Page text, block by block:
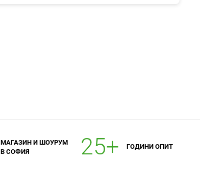
МАГАЗИН И ШОУРУМ
В СОФИЯ
ГОДИНИ ОПИТ